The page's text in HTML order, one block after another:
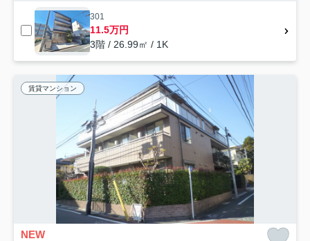
301
11.5万円
3階 / 26.99㎡ / 1K
賃貸マンション
NEW